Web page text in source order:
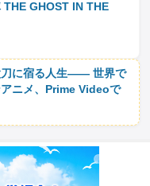
THE GHOST IN THE
刀に宿る人生―― 世界で
ニメ、Prime Videoで